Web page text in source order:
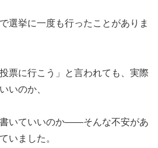
選挙に一度も行ったことがありま
票に行こう」と言われても、実際
いのか、
いていいのか――そんな不安があ
いました。